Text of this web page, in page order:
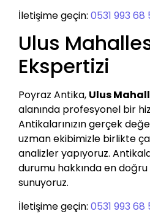
İletişime geçin: 0531 993 68
Ulus
Ekspertizi
Poyraz Antika, Ulus
alanında profesyonel bir
Antikalarınızın gerçek
uzman ekibimizle birlikte
analizler yapıyoruz.
durumu hakkında en
sunuyoruz.
İletişime geçin: 0531 993 68